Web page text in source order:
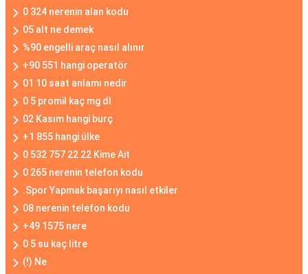
0 324 nerenin alan kodu
05 alt ne demek
%90 engelli araç nasıl alınır
+90 551 hangi operatör
01 10 saat anlamı nedir
0 5 promil kaç mg dl
02 Kasım hangi burç
+1 855 hangi ülke
0 532 757 22 22 Kime Ait
0 265 nerenin telefon kodu
.Spor Yapmak başarıyı nasıl etkiler
08 nerenin telefon kodu
+49 1575 nere
0 5 su kaç litre
(!) Ne